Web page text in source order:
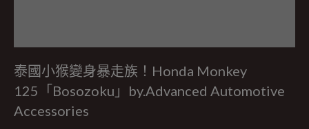
泰國小猴變身暴走族！Honda Monkey
125「Bosozoku」by.Advanced Automotive
Accessories​